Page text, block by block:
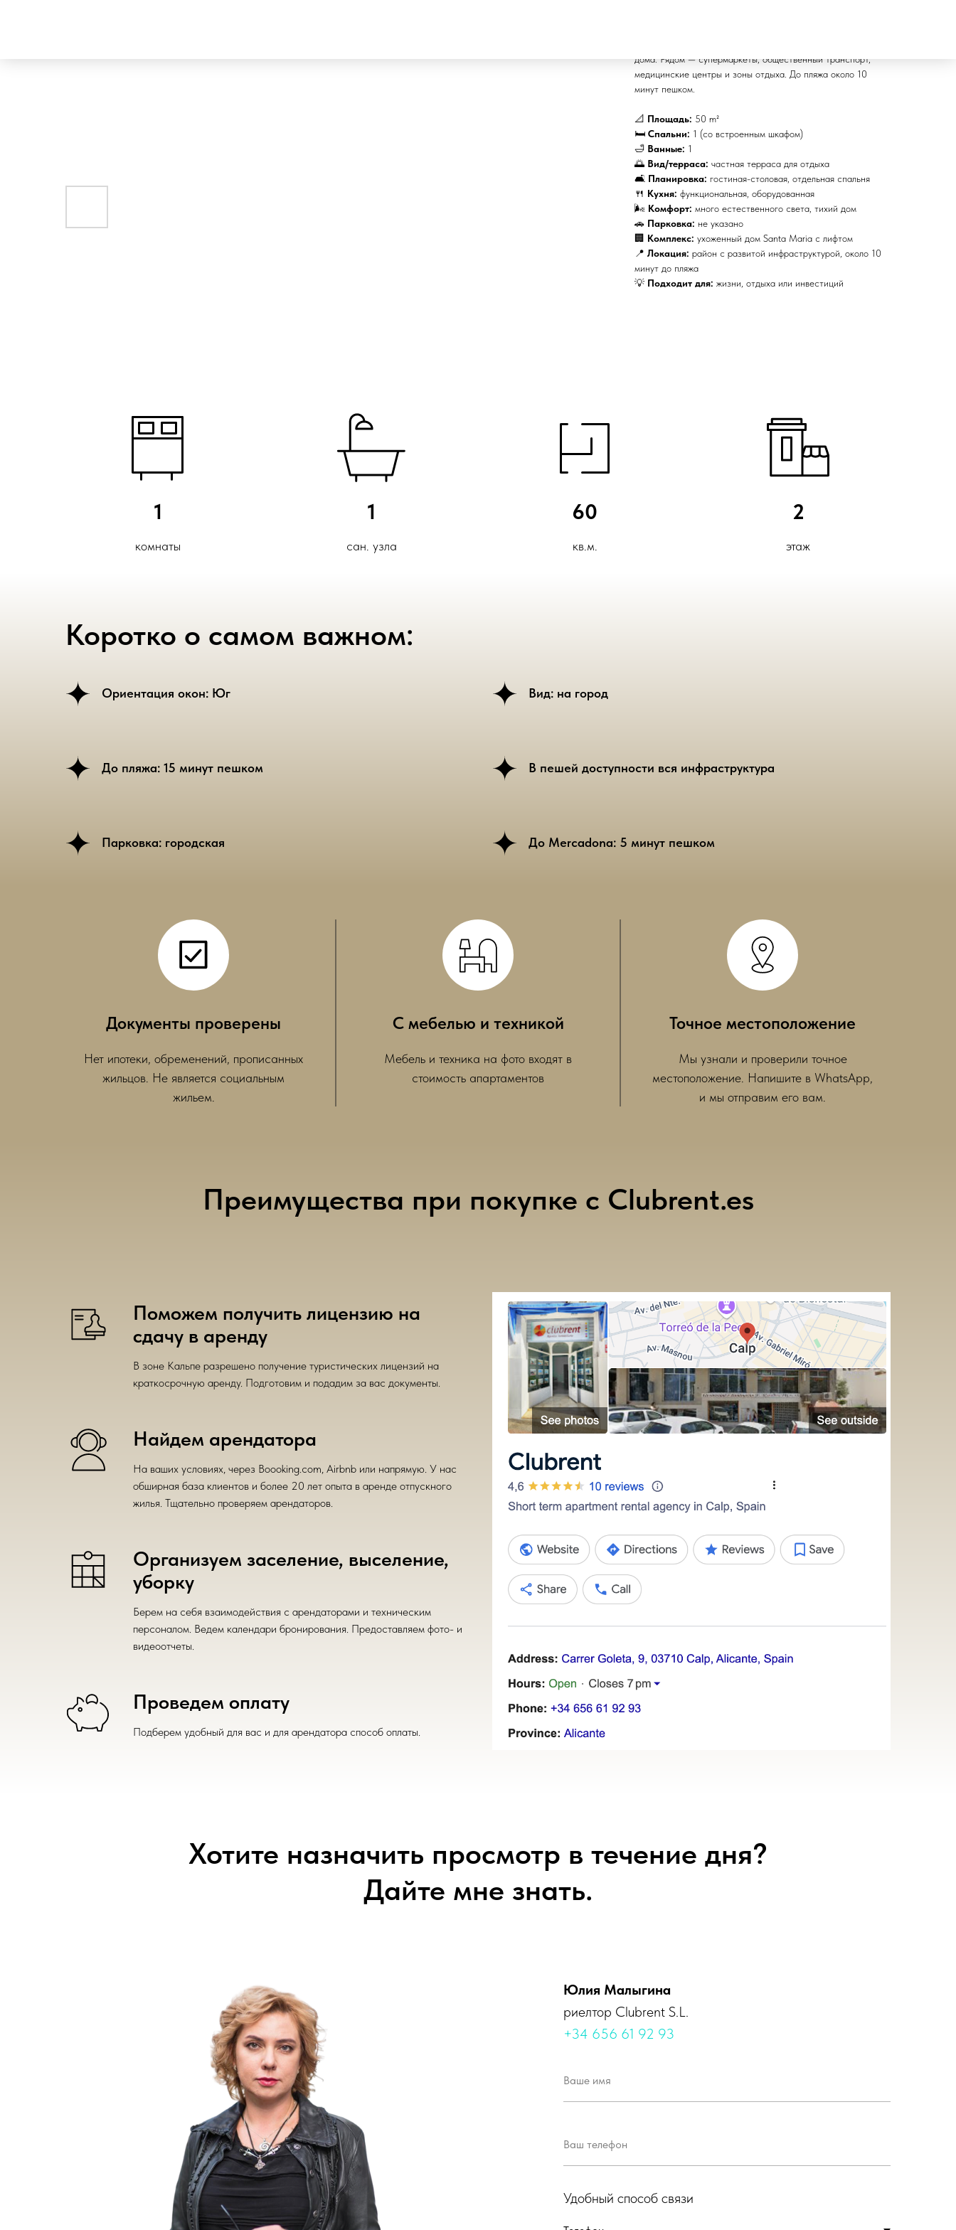
дома. Рядом — супермаркеты, общественный транспорт,
медицинские центры и зоны отдыха. До пляжа около 10
минут пешком.
📐 Площадь: 50 m²
🛏 Спальни: 1 (со встроенным шкафом)
🛁 Ванные: 1
🌅 Вид/терраса: частная терраса для отдыха
🛋 Планировка: гостиная-столовая, отдельная спальня
🍴 Кухня: функциональная, оборудованная
🌬 Комфорт: много естественного света, тихий дом
🚗 Парковка: не указано
🏢 Комплекс: ухоженный дом Santa Maria с лифтом
📍 Локация: район с развитой инфраструктурой, около 10
минут до пляжа
💡 Подходит для: жизни, отдыха или инвестиций
1
комнаты
1
сан. узла
60
кв.м.
2
этаж
Коротко о самом важном:
Ориентация окон: Юг Вид: на город
До пляжа: 15 минут пешком В пешей доступности вся инфраструктура
Парковка: городская До Mercadona: 5 минут пешком
Документы проверены
Нет ипотеки, обременений, прописанных
жильцов. Не является социальным
жильем.
С мебелью и техникой
Мебель и техника на фото входят в
стоимость апартаментов
Точное местоположение
Мы узнали и проверили точное
местоположение. Напишите в WhatsApp,
и мы отправим его вам.
Преимущества при покупке с Clubrent.es
Поможем получить лицензию на
сдачу в аренду
В зоне Кальпе разрешено получение туристических лицензий на
краткосрочную аренду. Подготовим и подадим за вас документы.
Найдем арендатора
На ваших условиях, через Boooking.com, Airbnb или напрямую. У нас
обширная база клиентов и более 20 лет опыта в аренде отпускного
жилья. Тщательно проверяем арендаторов.
Организуем заселение, выселение,
уборку
Берем на себя взаимодействия с арендаторами и техническим
персоналом. Ведем календари бронирования. Предоставляем фото- и
видеоотчеты.
Проведем оплату
Подберем удобный для вас и для арендатора способ оплаты.
Хотите назначить просмотр в течение дня?
Дайте мне знать.
Юлия Малыгина
риелтор Clubrent S.L.
+34 656 61 92 93
Удобный способ связи